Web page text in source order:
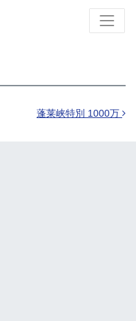
蓬莱峡特別 1000万